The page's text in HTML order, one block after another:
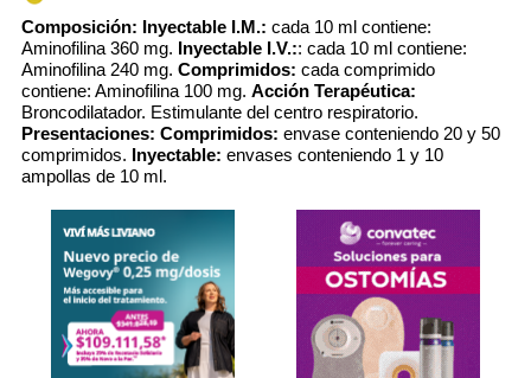
Composición: Inyectable I.M.: cada 10 ml contiene:
Aminofilina 360 mg. Inyectable I.V.:: cada 10 ml contiene:
Aminofilina 240 mg. Comprimidos: cada comprimido
contiene: Aminofilina 100 mg. Acción Terapéutica:
Broncodilatador. Estimulante del centro respiratorio.
Presentaciones: Comprimidos: envase conteniendo 20 y 50
comprimidos. Inyectable: envases conteniendo 1 y 10
ampollas de 10 ml.